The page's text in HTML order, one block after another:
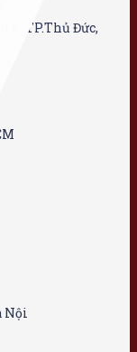
A, TP.Thủ Đức,
Nội